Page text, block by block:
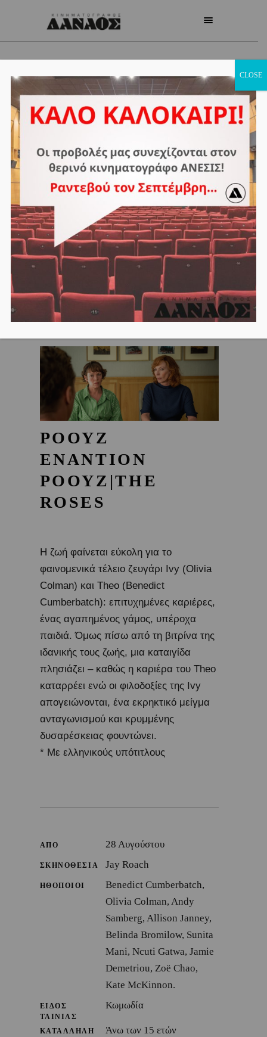
ΡΟΟΥΖ
ΕΝΑΝΤΙΟΝ
ΡΟΟΥΖ|THE
ROSES
Η ζωή φαίνεται εύκολη για το
φαινομενικά τέλειο ζευγάρι Ivy (Olivia
Colman) και Theo (Benedict
Cumberbatch): επιτυχημένες καριέρες,
ένας αγαπημένος γάμος, υπέροχα
παιδιά. Όμως πίσω από τη βιτρίνα της
ιδανικής τους ζωής, μια καταιγίδα
πλησιάζει – καθώς η καριέρα του Theo
καταρρέει ενώ οι φιλοδοξίες της Ivy
απογειώνονται, ένα εκρηκτικό μείγμα
ανταγωνισμού και κρυμμένης
δυσαρέσκειας φουντώνει.
* Με ελληνικούς υπότιτλους
ΑΠΟ 28 Αυγούστου
ΣΚΗΝΟΘΕΣΙΑ Jay Roach
ΗΘΟΠΟΙΟΙ
Benedict Cumberbatch,
Olivia Colman, Andy
Samberg, Allison Janney,
Belinda Bromilow, Sunita
Mani, Ncuti Gatwa, Jamie
Demetriou, Zoë Chao,
Kate McKinnon.
ΕΙΔΟΣ
ΤΑΙΝΙΑΣ
Κωμωδία
ΚΑΤΑΛΛΗΛΗ Άνω των 15 ετών
CLOSE